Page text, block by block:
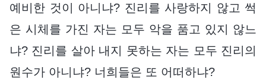
예비한 것이 아니냐? 진리를 사랑하지 않고 썩
은 시체를 가진 자는 모두 악을 품고 있지 않느
냐? 진리를 살아 내지 못하는 자는 모두 진리의
원수가 아니냐? 너희들은 또 어떠하냐?